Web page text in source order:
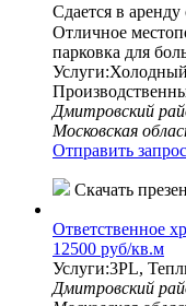
Сдается в
Отличное
парковка для
Дмитровский
Московская
Отправить запрос
Скачать
Ответственное
12500 руб/кв.м
Услуги:3PL,
Дмитровский